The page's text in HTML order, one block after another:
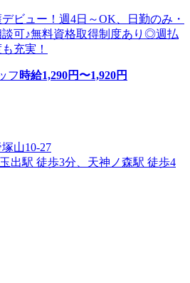
ビュー！週4日～OK、日勤のみ・
可♪無料資格取得制度あり◎週払
充実！
フ 時給1,290円〜1,920円
山10-27
出駅 徒歩3分、天神ノ森駅 徒歩4